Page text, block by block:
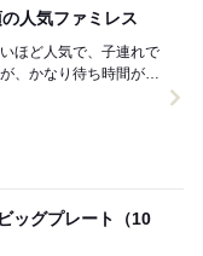
人気ファミレス
ほど人気で、子連れで
、かなり待ち時間が長
ッグプレート（10